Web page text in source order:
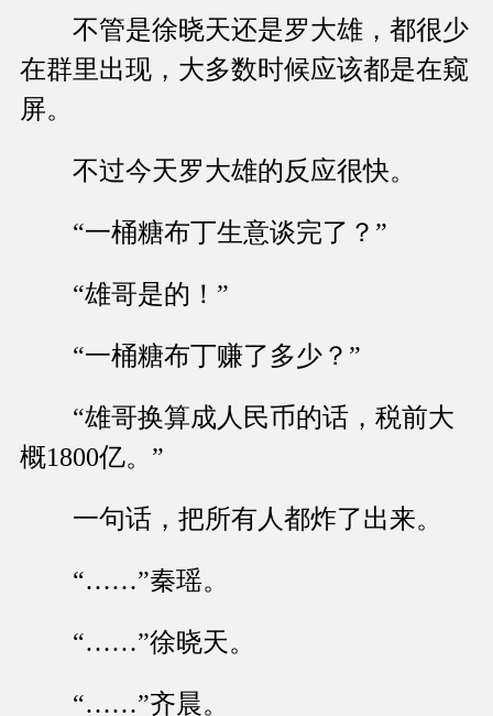
不管是徐晓天还是罗大雄，都很少
在群里出现，大多数时候应该都是在窥
屏。
不过今天罗大雄的反应很快。
“一桶糖布丁生意谈完了？”
“雄哥是的！”
“一桶糖布丁赚了多少？”
“雄哥换算成人民币的话，税前大
概1800亿。”
一句话，把所有人都炸了出来。
“……”秦瑶。
“……”徐晓天。
“……”齐晨。